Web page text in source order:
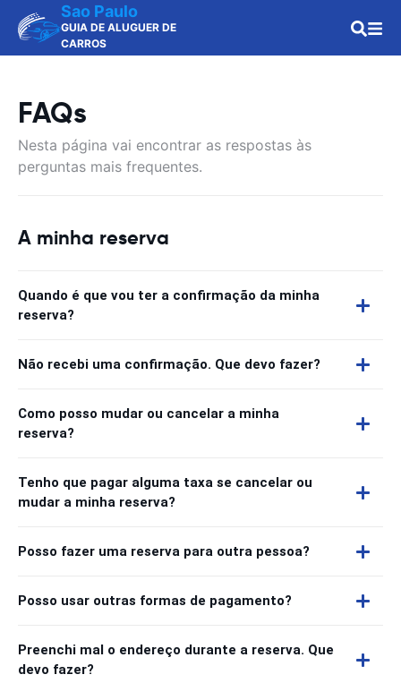
Sao Paulo
GUIA DE ALUGUER DE
CARROS
FAQs
Nesta página vai encontrar as respostas às
perguntas mais frequentes.
A minha reserva
Quando é que vou ter a confirmação da minha
reserva?
Não recebi uma confirmação. Que devo fazer?
Como posso mudar ou cancelar a minha
reserva?
Tenho que pagar alguma taxa se cancelar ou
mudar a minha reserva?
Posso fazer uma reserva para outra pessoa?
Posso usar outras formas de pagamento?
Preenchi mal o endereço durante a reserva. Que
devo fazer?